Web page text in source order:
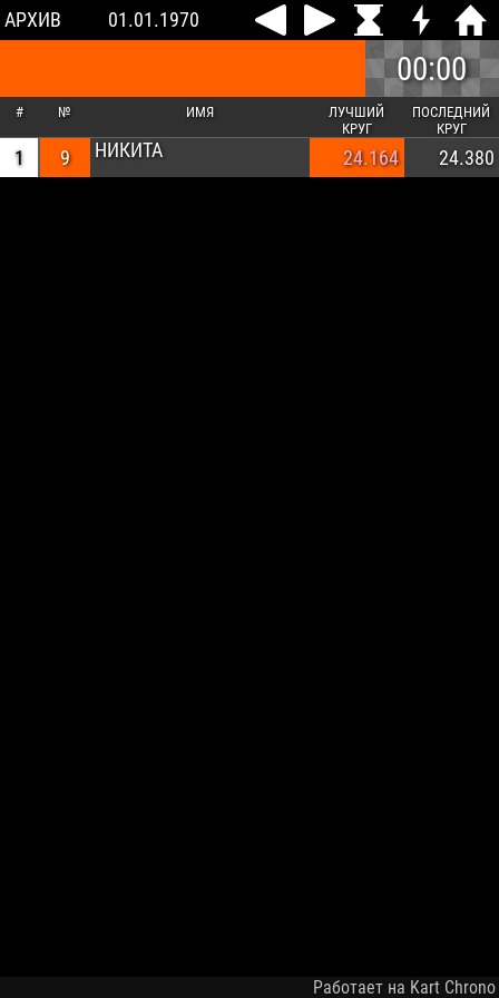
АРХИВ 01.01.1970
00:00
# № ИМЯ
ЛУЧШИЙ
КРУГ
ПОСЛЕДНИЙ
КРУГ
1 9 НИКИТА 24.164 24.380
Работает на Kart Chrono